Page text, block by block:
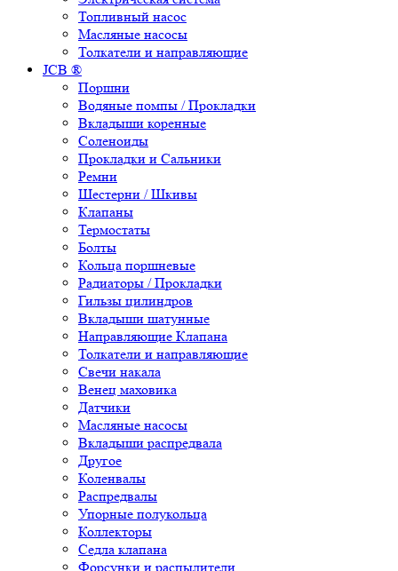
Топливный насос
Масляные насосы
Толкатели и направляющие
JCB ®
Поршни
Водяные помпы / Прокладки
Вкладыши коренные
Соленоиды
Прокладки и Сальники
Ремни
Шестерни / Шкивы
Клапаны
Термостаты
Болты
Кольца поршневые
Радиаторы / Прокладки
Гильзы цилиндров
Вкладыши шатунные
Направляющие Клапана
Толкатели и направляющие
Свечи накала
Венец маховика
Датчики
Масляные насосы
Вкладыши распредвала
Другое
Коленвалы
Распредвалы
Упорные полукольца
Коллекторы
Седла клапана
Форсунки и распылители